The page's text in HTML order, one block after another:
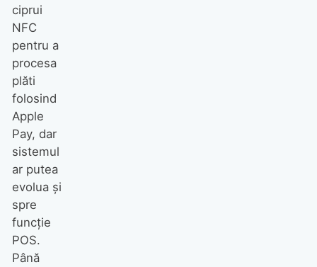
ciprui
NFC
pentru a
procesa
plăti
folosind
Apple
Pay, dar
sistemul
ar putea
evolua şi
spre
funcţie
POS.
Până